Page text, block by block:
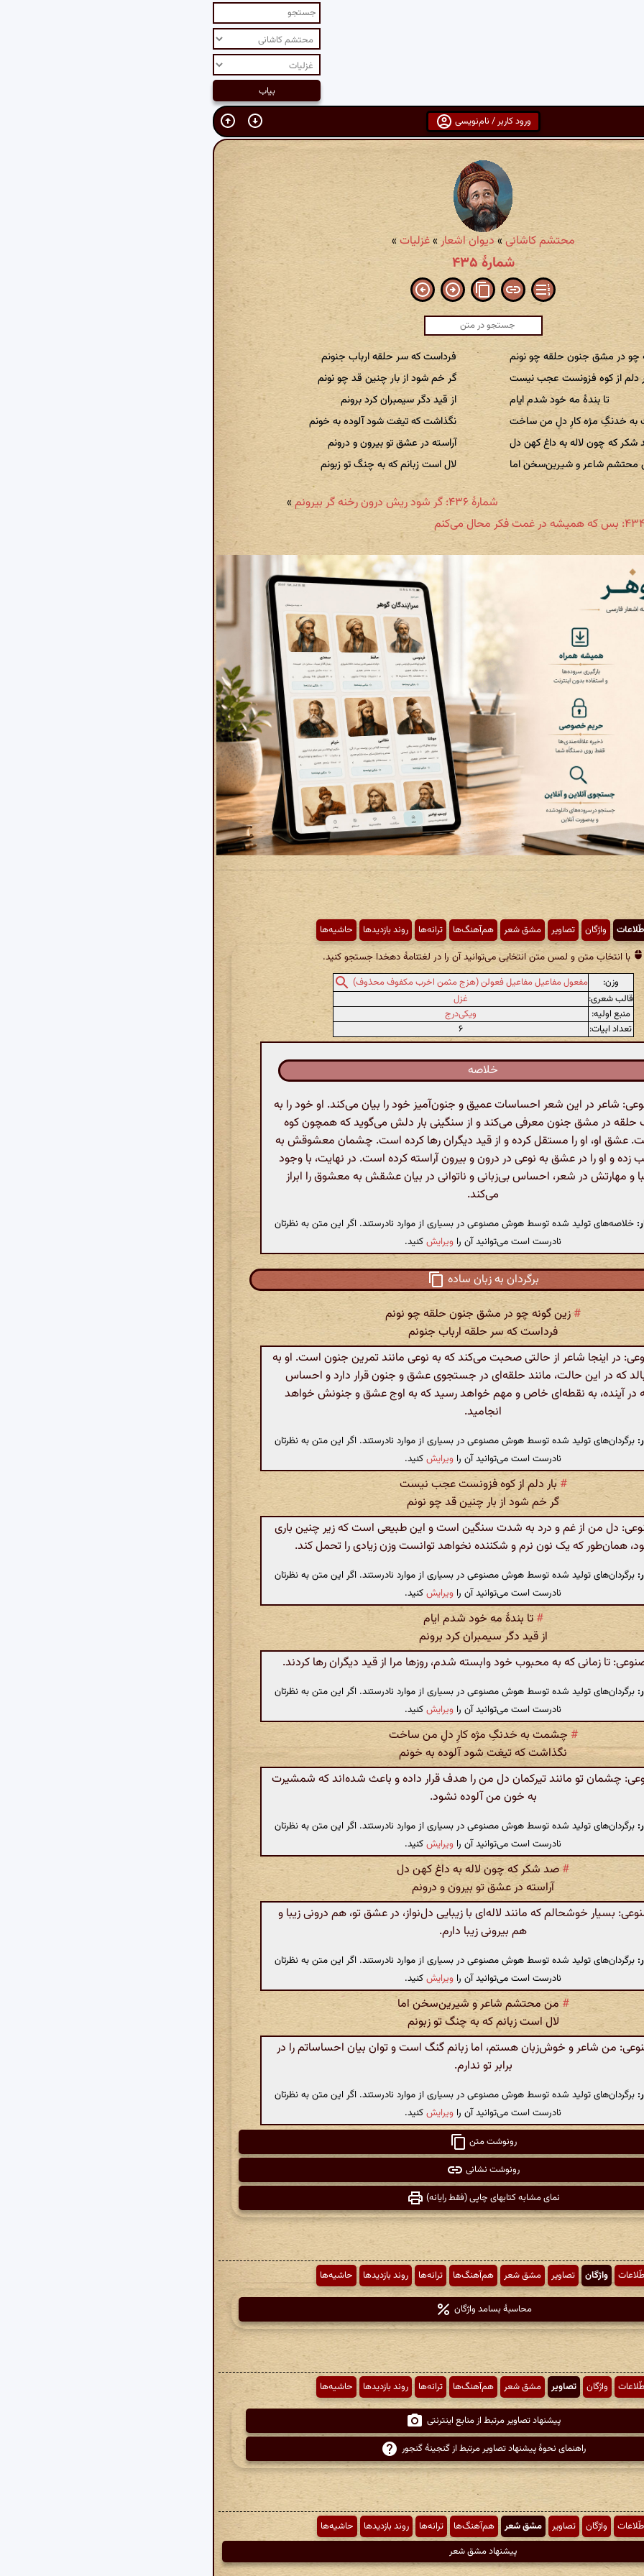
ورود کاربر / نام‌نویسی
محتشم کاشانی»دیوان اشعار»غزلیات »
شمارهٔ ۴۳۵
چو در مشق جنون حلقه چو نونم
فرداست که سر حلقه ارباب جنونم
دلم از کوه فزونست عجب نیست
گر خم شود از بار چنین قد چو نونم
تا بندهٔ مه خود شدم ایام
از قید دگر سیمبران کرد برونم
خدنگِ مژه‌ کارِ دلِ من ساخت
نگذاشت که تیغت شود آلوده به خونم
که چون لاله به داغ کهن دل
آراسته در عشق تو بیرون و درونم
محتشم شاعر و شیرین‌سخن اما
لال است زبانم که به چنگ تو زبونم
شمارهٔ ۴۳۶: گر شود ریش درون رخنه گر بیرونم »
واژگان تصاویر مشق شعر هم‌آهنگ‌ها ترانه‌ها روند بازدیدها حاشیه‌ها
با انتخاب متن و لمس متن انتخابی می‌توانید آن را در لغتنامهٔ دهخدا جستجو کنید.
وزن:
مفعول مفاعیل مفاعیل فعولن (هزج مثمن اخرب مکفوف محذوف)
قالب شعری:
غزل
منبع اولیه:
ویکی‌درج
تعداد ابیات:
۶
خلاصه
شاعر در این شعر احساسات عمیق و جنون‌آمیز خود را بیان می‌کند. او خود را به
حلقه در مشق جنون معرفی می‌کند و از سنگینی بار دلش می‌گوید که همچون کوه
عشق او، او را مستقل کرده و از قید دیگران رها کرده است. چشمان معشوقش به
زده و او را در عشق به نوعی در درون و بیرون آراسته کرده است. در نهایت، با وجود
و مهارتش در شعر، احساس بی‌زبانی و ناتوانی در بیان عشقش به معشوق را ابراز
می‌کند.
خلاصه‌های تولید شده توسط هوش مصنوعی در بسیاری از موارد نادرستند. اگر این متن به نظرتان
نادرست است می‌توانید آن را ویرایشکنید.
برگردان به زبان ساده
#زین گونه چو در مشق جنون حلقه چو نونم
فرداست که سر حلقه ارباب جنونم
در اینجا شاعر از حالتی صحبت می‌کند که به نوعی مانند تمرین جنون است. او به
که در این حالت، مانند حلقه‌ای در جستجوی عشق و جنون قرار دارد و احساس
در آینده، به نقطه‌ای خاص و مهم خواهد رسید که به اوج عشق و جنونش خواهد
انجامید.
برگردان‌های تولید شده توسط هوش مصنوعی در بسیاری از موارد نادرستند. اگر این متن به نظرتان
نادرست است می‌توانید آن را ویرایشکنید.
# بار دلم از کوه فزونست عجب نیست
گر خم شود از بار چنین قد چو نونم
دل من از غم و درد به شدت سنگین است و این طبیعی است که زیر چنین باری
همان‌طور که یک نون نرم و شکننده نخواهد توانست وزن زیادی را تحمل کند.
برگردان‌های تولید شده توسط هوش مصنوعی در بسیاری از موارد نادرستند. اگر این متن به نظرتان
نادرست است می‌توانید آن را ویرایشکنید.
# تا بندهٔ مه خود شدم ایام
از قید دگر سیمبران کرد برونم
تا زمانی که به محبوب خود وابسته شدم، روزها مرا از قید دیگران رها کردند.
برگردان‌های تولید شده توسط هوش مصنوعی در بسیاری از موارد نادرستند. اگر این متن به نظرتان
نادرست است می‌توانید آن را ویرایشکنید.
# چشمت به خدنگِ مژه‌ کارِ دلِ من ساخت
نگذاشت که تیغت شود آلوده به خونم
چشمان تو مانند تیرکمان دل من را هدف قرار داده و باعث شده‌اند که شمشیرت
به خون من آلوده نشود.
برگردان‌های تولید شده توسط هوش مصنوعی در بسیاری از موارد نادرستند. اگر این متن به نظرتان
نادرست است می‌توانید آن را ویرایشکنید.
#صد شکر که چون لاله به داغ کهن دل
آراسته در عشق تو بیرون و درونم
بسیار خوشحالم که مانند لاله‌ای با زیبایی دل‌نواز، در عشق تو، هم درونی زیبا و
هم بیرونی زیبا دارم.
برگردان‌های تولید شده توسط هوش مصنوعی در بسیاری از موارد نادرستند. اگر این متن به نظرتان
نادرست است می‌توانید آن را ویرایشکنید.
# من محتشم شاعر و شیرین‌سخن اما
لال است زبانم که به چنگ تو زبونم
من شاعر و خوش‌زبان هستم، اما زبانم گنگ است و توان بیان احساساتم را در
برابر تو ندارم.
برگردان‌های تولید شده توسط هوش مصنوعی در بسیاری از موارد نادرستند. اگر این متن به نظرتان
نادرست است می‌توانید آن را ویرایشکنید.
رونوشت متن
رونوشت نشانی
نمای مشابه کتابهای چاپی (فقط رایانه)
واژگان تصاویر مشق شعر هم‌آهنگ‌ها ترانه‌ها روند بازدیدها حاشیه‌ها
محاسبهٔ بسامد واژگان
واژگان تصاویر مشق شعر هم‌آهنگ‌ها ترانه‌ها روند بازدیدها حاشیه‌ها
پیشنهاد تصاویر مرتبط از منابع اینترنتی
راهنمای نحوهٔ پیشنهاد تصاویر مرتبط از گنجینهٔ گنجور
واژگان تصاویر مشق شعر هم‌آهنگ‌ها ترانه‌ها روند بازدیدها
حاشیه‌ها
پیشنهاد مشق شعر